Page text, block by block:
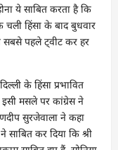
ये साबित करता है कि
चली हिंसा के बाद बुधवार
सबसे पहले ट्वीट कर हर
के हिंसा प्रभावित
मसले पर कांग्रेस ने
सुरजेवाला ने कहा
कर दिया कि श्री